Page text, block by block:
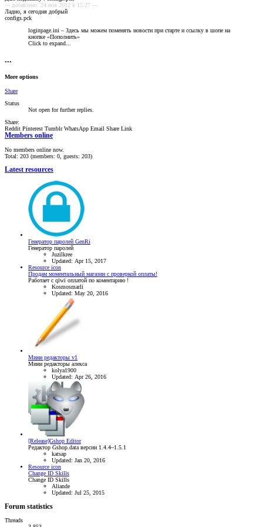
--- добавлено: 24 ноя 2012 в 15:27 ---
Ладно, я сегодня добрый
configs.pck
loginpage.ini – Здесь мы можем поменять новости при старте и ссылку в шопе на
кнопке «Пополнить»
Click to expand...
•••
More options
Share
Status
Not open for further replies.
Share:
Reddit Pinterest Tumblr WhatsApp Email Share Link
Members online
No members online now.
Total: 203 (members: 0, guests: 203)
Latest resources
Генератор паролей GenRi
Генератор паролей
Juzilkree
Updated: Apr 15, 2017
Resource icon
Продам моментальный магазин с проверкой оплаты!
Работает с qiwi оплатой по коментарию !
Kosmosmarli
Updated: May 20, 2016
Мини редакторы v1
Мини редакторы алекса
kolya1900
Updated: Apr 26, 2016
[Release]Gshop Editor
Редактор Gshop.data версии 1.4.4~1.5.1
katsap
Updated: Jan 20, 2016
Resource icon
Change ID Skills
Change ID Skills
Aliande
Updated: Jul 25, 2015
Forum statistics
Threads